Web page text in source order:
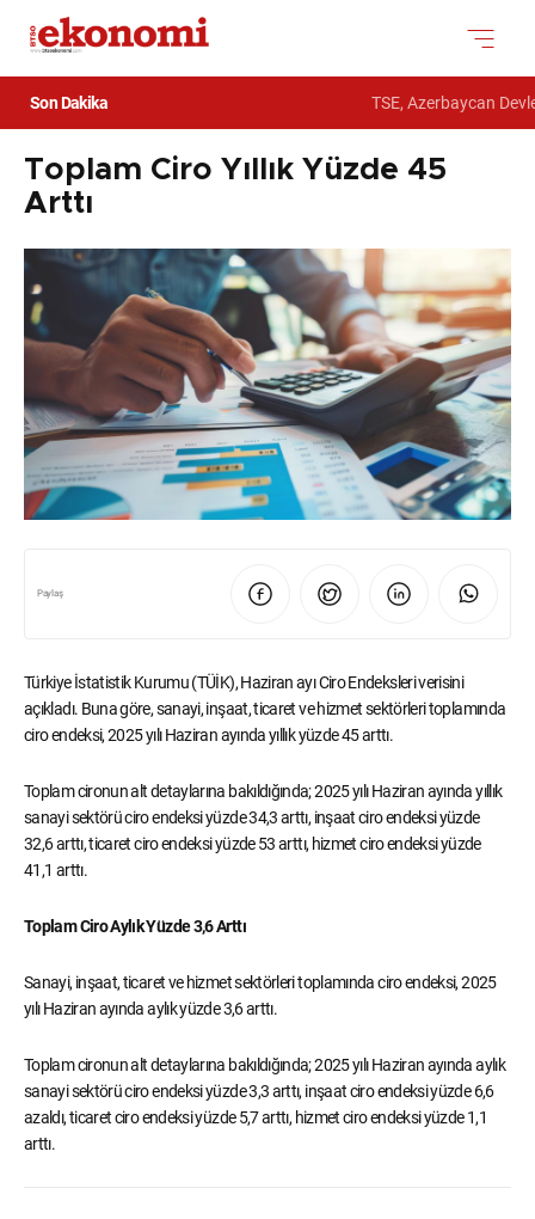
Son Dakika TSE, Azerbaycan
Toplam Ciro Yıllık Yüzde 45
Arttı
Paylaş
Türkiye İstatistik Kurumu (TÜİK), Haziran ayı Ciro Endeksleri verisini
açıkladı. Buna göre, sanayi, inşaat, ticaret ve hizmet sektörleri toplamında
ciro endeksi, 2025 yılı Haziran ayında yıllık yüzde 45 arttı.
Toplam cironun alt detaylarına bakıldığında; 2025 yılı Haziran ayında yıllık
sanayi sektörü ciro endeksi yüzde 34,3 arttı, inşaat ciro endeksi yüzde
32,6 arttı, ticaret ciro endeksi yüzde 53 arttı, hizmet ciro endeksi yüzde
41,1 arttı.
Toplam Ciro Aylık Yüzde 3,6 Arttı
Sanayi, inşaat, ticaret ve hizmet sektörleri toplamında ciro endeksi, 2025
yılı Haziran ayında aylık yüzde 3,6 arttı.
Toplam cironun alt detaylarına bakıldığında; 2025 yılı Haziran ayında aylık
sanayi sektörü ciro endeksi yüzde 3,3 arttı, inşaat ciro endeksi yüzde 6,6
azaldı, ticaret ciro endeksi yüzde 5,7 arttı, hizmet ciro endeksi yüzde 1,1
arttı.